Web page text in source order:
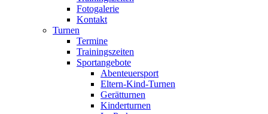
Fotogalerie
Kontakt
Turnen
Termine
Trainingszeiten
Sportangebote
Abenteuersport
Eltern-Kind-Turnen
Gerätturnen
Kinderturnen